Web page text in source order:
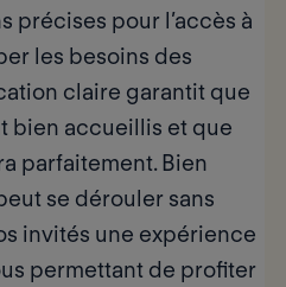
précises pour l’accès à
les besoins des
claire garantit que
bien accueillis et que
parfaitement. Bien
se dérouler sans
invités une expérience
permettant de profiter